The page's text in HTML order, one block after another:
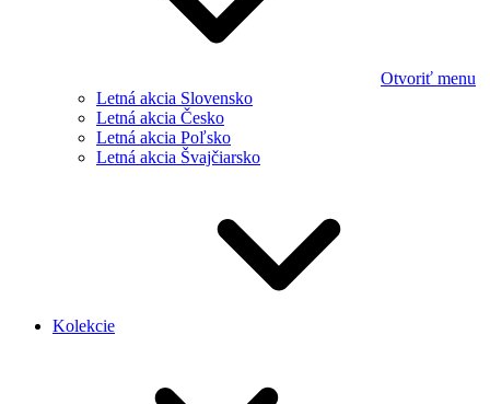
Otvoriť menu
Letná akcia Slovensko
Letná akcia Česko
Letná akcia Poľsko
Letná akcia Švajčiarsko
Kolekcie